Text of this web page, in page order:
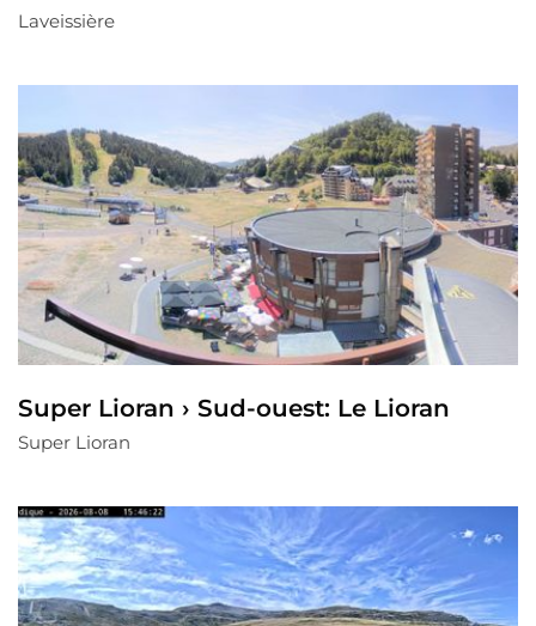
Laveissière
Super Lioran › Sud-ouest: Le Lioran
Super Lioran